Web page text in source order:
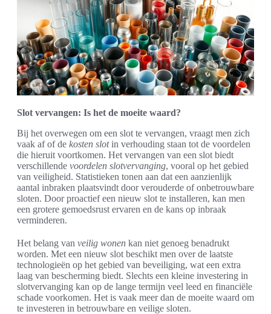
Slot vervangen: Is het de moeite waard?
Bij het overwegen om een slot te vervangen, vraagt men zich
vaak af of de kosten slotin verhouding staan tot de voordelen
die hieruit voortkomen. Het vervangen van een slot biedt
verschillende voordelen slotvervanging, vooral op het gebied
van veiligheid. Statistieken tonen aan dat een aanzienlijk
aantal inbraken plaatsvindt door verouderde of onbetrouwbare
sloten. Door proactief een nieuw slot te installeren, kan men
een grotere gemoedsrust ervaren en de kans op inbraak
verminderen.
Het belang van veilig wonen kan niet genoeg benadrukt
worden. Met een nieuw slot beschikt men over de laatste
technologieën op het gebied van beveiliging, wat een extra
laag van bescherming biedt. Slechts een kleine investering in
slotvervanging kan op de lange termijn veel leed en financiële
schade voorkomen. Het is vaak meer dan de moeite waard om
te investeren in betrouwbare en veilige sloten.